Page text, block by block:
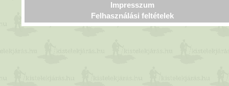
Impresszum
Felhasználási feltételek